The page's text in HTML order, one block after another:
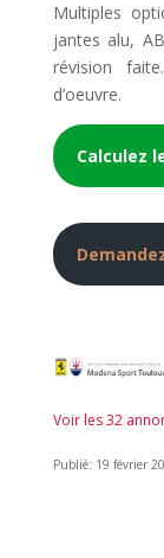
Multiples
jantes alu,
révision
d’oeuvre.
Calculez
Voir les 32
Publié: 19 février